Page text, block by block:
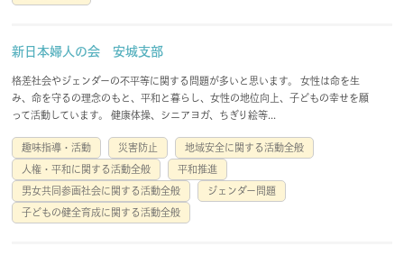
わくセンネットとは？
会員規約 免責事項
登録団体要綱 お問合せ
account_circle
新日本婦人の会 安城支部
格差社会やジェンダーの不平等に関する問題が多いと思います。 女性は命を生
み、命を守るの理念のもと、平和と暮らし、女性の地位向上、子どもの幸せを願
って活動しています。 健康体操、シニアヨガ、ちぎり絵等...
趣味指導・活動 災害防止 地域安全に関する活動全般
人権・平和に関する活動全般 平和推進
男女共同参画社会に関する活動全般 ジェンダー問題
子どもの健全育成に関する活動全般